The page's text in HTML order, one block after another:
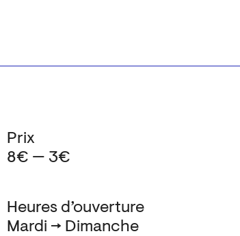
Heures d’ouverture
Mardi → Dimanche
Prix
8€ — 3€